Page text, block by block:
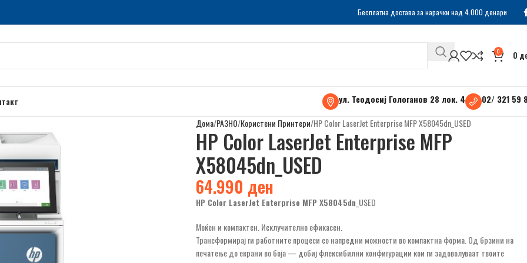
Бесплатна достава за нарачки над 4.000 денари
0 0
ул. Теодосиј Гологанов 28 лок. 4 02/ 321 59
Дома РАЗНО Користени Принтери HP Color LaserJet Enterprise MFP X58045dn_USED
HP Color LaserJet Enterprise MFP
X58045dn_USED
64.990 ден
HP Color LaserJet Enterprise MFP X58045dn _USED
Моќен и компактен. Исклучително ефикасен.
Трансформирај ги работните процеси со напредни можности во компактна форма. Од брзини на
печатење до екрани во боја — добиј флексибилни конфигурации кои ги задоволуваат твоите